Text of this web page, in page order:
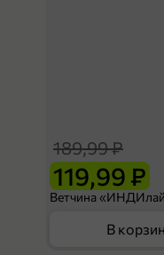
119,99 ₽
189,99 ₽
В